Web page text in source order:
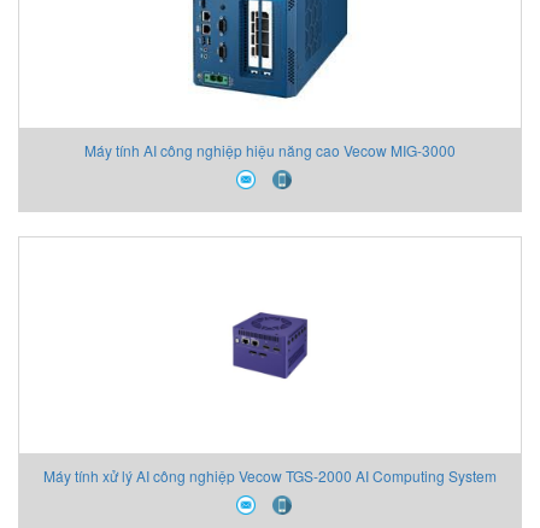
Máy tính AI công nghiệp hiệu năng cao Vecow MIG-3000
Máy tính xử lý AI công nghiệp Vecow TGS-2000 AI Computing System